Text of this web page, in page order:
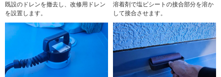
既設のドレンを撤去し、改修用ドレン
を設置します。
溶着剤で塩ビシートの接合部分を溶か
して接合させます。